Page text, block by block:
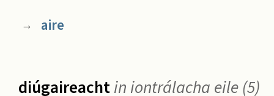
→ aire
diúgaireachtin iontrálacha eile (5)